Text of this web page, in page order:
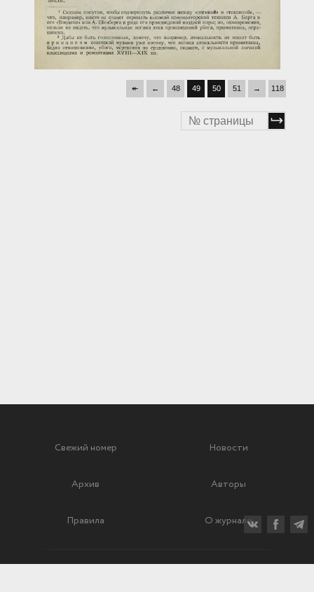
↞ ← 48 49 50 51 → 118
Свежий номер Новости
Архив Авторы
Правила О журнале